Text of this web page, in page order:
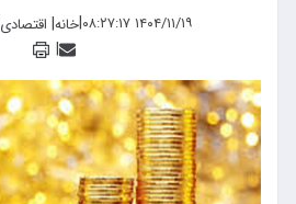
۱۴۰۴/۱۱/۱۹ ۰۸:۲۷:۱۷ |خانه| اقتصادی
|